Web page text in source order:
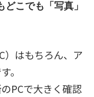
どこでも「写真」
）はもちろん、ア
。
PCで大きく確認